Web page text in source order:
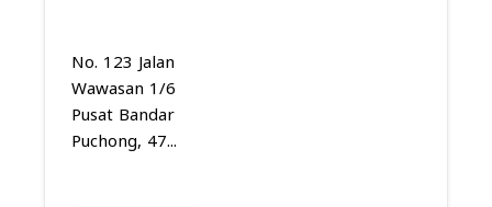
No. 123 Jalan
Wawasan 1/6
Pusat Bandar
Puchong, 47...